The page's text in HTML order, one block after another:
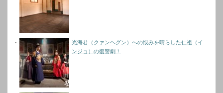
光海君（クァンヘグン）への恨みを晴らした仁祖（イ
ンジョ）の復讐劇！